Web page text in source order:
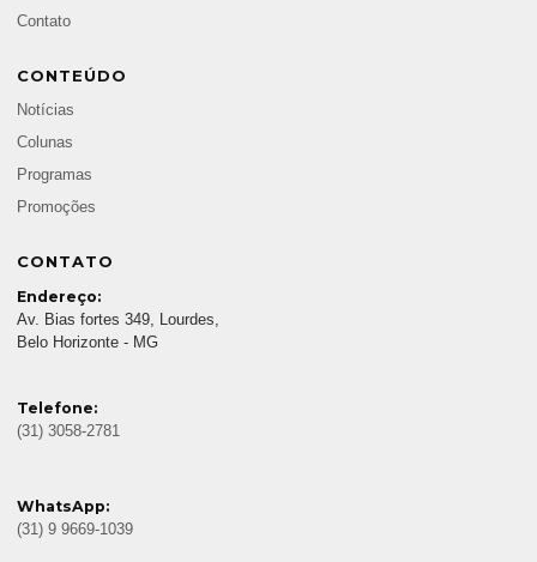
Contato
CONTEÚDO
Notícias
Colunas
Programas
Promoções
CONTATO
Endereço:
Av. Bias fortes 349, Lourdes,
Belo Horizonte - MG
Telefone:
(31) 3058-2781
WhatsApp:
(31) 9 9669-1039